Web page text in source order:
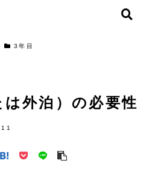
3年目
外泊）の必要性